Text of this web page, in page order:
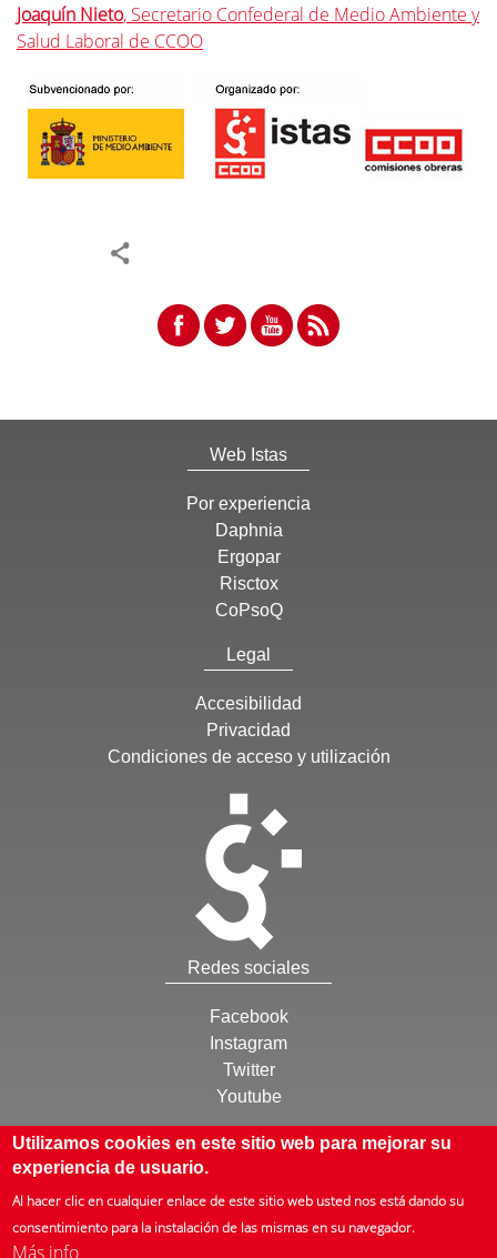
Joaquín Nieto, Secretario Confederal de Medio Ambiente y
Salud Laboral de CCOO
Web Istas
Por experiencia
Daphnia
Ergopar
Risctox
CoPsoQ
Legal
Accesibilidad
Privacidad
Condiciones de acceso y utilización
Redes sociales
Facebook
Instagram
Twitter
Youtube
Otros
Utilizamos cookies en este sitio web para mejorar su
experiencia de usuario.
Al hacer clic en cualquier enlace de este sitio web usted nos está dando su
consentimiento para la instalación de las mismas en su navegador.
Más info